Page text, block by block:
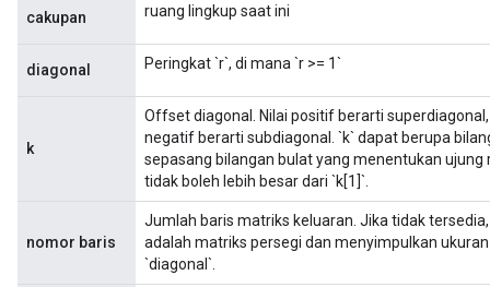
cakupan ruang lingkup saat ini
diagonal Peringkat `r`, di mana `r >= 1`
k
Offset diagonal. Nilai positif berarti
negatif berarti subdiagonal. `k` dapat berupa
sepasang bilangan bulat yang menentukan
tidak boleh lebih besar dari `k[1]`.
nomor baris
Jumlah baris matriks keluaran. Jika tidak
adalah matriks persegi dan menyimpulkan
`diagonal`.